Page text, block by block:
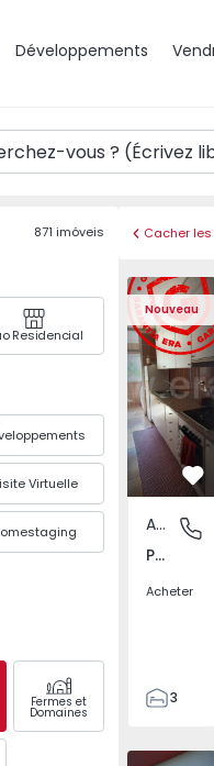
Développements
871 imóveis
Residencial
Virtuelle
Fermes et
Domaines
Cacher
Nouveau
Appartement T3
Appartement
Pedrouços, Porto
Acheter
3
105